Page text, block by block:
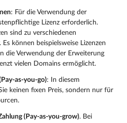
: Für die Verwendung der
Lizenz erforderlich.
sind zu verschiedenen
können beispielsweise Lizenzen
die Verwendung der Erweiterung
vielen Domains ermöglicht.
as-you-go): In diesem
keinen fixen Preis, sondern nur für
(Pay-as-you-grow). Bei